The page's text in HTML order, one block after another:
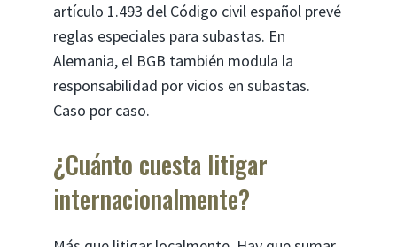
artículo 1.493 del Código civil español prevé
reglas especiales para subastas. En
Alemania, el BGB también modula la
responsabilidad por vicios en subastas.
Caso por caso.
¿Cuánto cuesta litigar
internacionalmente?